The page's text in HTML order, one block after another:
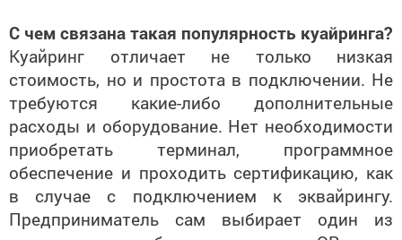
С чем связана такая популярность куайринга?
Куайринг отличает не только низкая
стоимость, но и простота в подключении. Не
требуются какие-либо дополнительные
расходы и оборудование. Нет необходимости
приобретать терминал, программное
обеспечение и проходить сертификацию, как
в случае с подключением к эквайрингу.
Предприниматель сам выбирает один из